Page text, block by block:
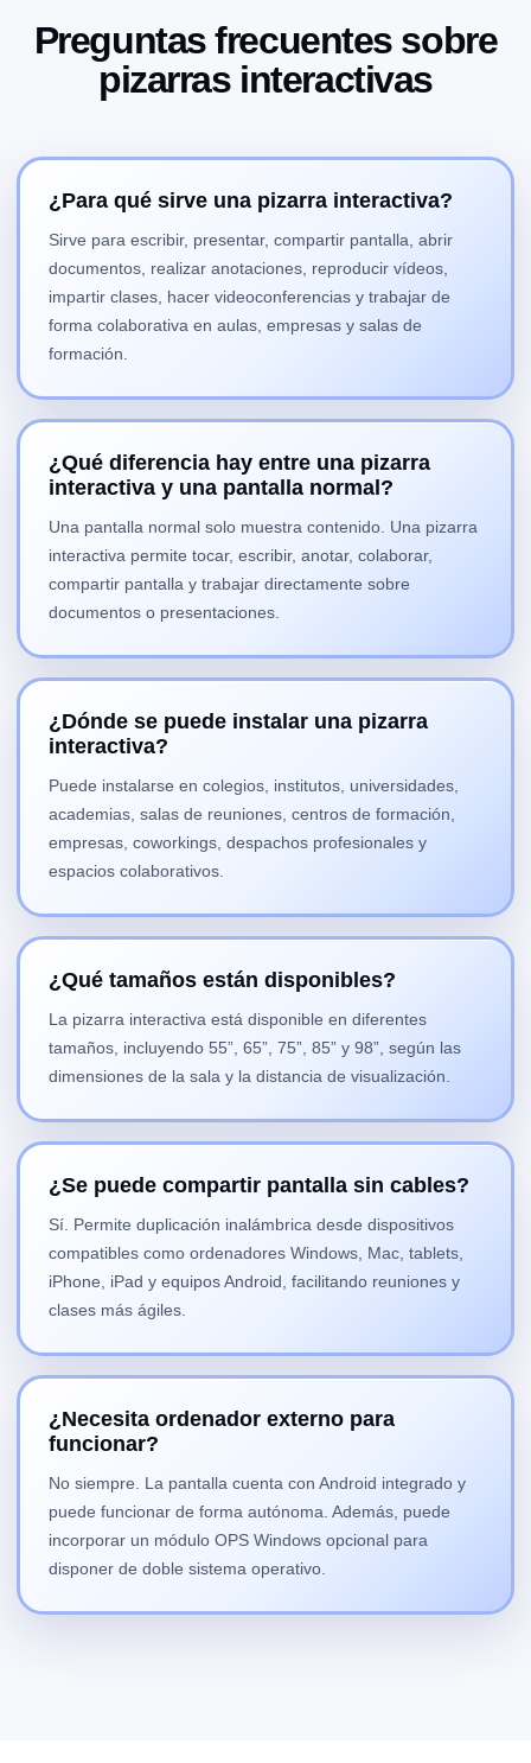
Preguntas frecuentes sobre
pizarras interactivas
¿Para qué sirve una pizarra interactiva?
Sirve para escribir, presentar, compartir pantalla, abrir
documentos, realizar anotaciones, reproducir vídeos,
impartir clases, hacer videoconferencias y trabajar de
forma colaborativa en aulas, empresas y salas de
formación.
¿Qué diferencia hay entre una pizarra
interactiva y una pantalla normal?
Una pantalla normal solo muestra contenido. Una pizarra
interactiva permite tocar, escribir, anotar, colaborar,
compartir pantalla y trabajar directamente sobre
documentos o presentaciones.
¿Dónde se puede instalar una pizarra
interactiva?
Puede instalarse en colegios, institutos, universidades,
academias, salas de reuniones, centros de formación,
empresas, coworkings, despachos profesionales y
espacios colaborativos.
¿Qué tamaños están disponibles?
La pizarra interactiva está disponible en diferentes
tamaños, incluyendo 55”, 65”, 75”, 85” y 98”, según las
dimensiones de la sala y la distancia de visualización.
¿Se puede compartir pantalla sin cables?
Sí. Permite duplicación inalámbrica desde dispositivos
compatibles como ordenadores Windows, Mac, tablets,
iPhone, iPad y equipos Android, facilitando reuniones y
clases más ágiles.
¿Necesita ordenador externo para
funcionar?
No siempre. La pantalla cuenta con Android integrado y
puede funcionar de forma autónoma. Además, puede
incorporar un módulo OPS Windows opcional para
disponer de doble sistema operativo.